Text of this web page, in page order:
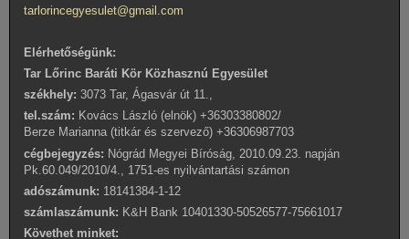
tarlorincegyesulet@gmail.com
Elérhetőségünk:
Tar Lőrinc Baráti Kör Közhasznú Egyesület
székhely: 3073 Tar, Ágasvár út 11.,
tel.szám: Kovács László (elnök) +36303380802/
Berze Marianna (titkár és szervező) +36306987703
cégbejegyzés: Nógrád Megyei Bíróság, 2010.09.23. napján
Pk.60.049/2010/4., 1751-es nyilvántartási számon
adószámunk: 18141384-1-12
számlaszámunk: K&H Bank 10401330-50526577-75661017
Követhet minket: